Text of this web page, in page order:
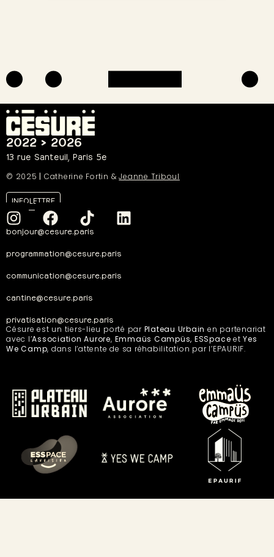
2022 > 2026
13 rue Santeuil, Paris 5e
© 2025 | Catherine Fortin &Jeanne Triboul
INFOLETTRE
bonjour@cesure.paris
programmation@cesure.paris
communication@cesure.paris
cantine@cesure.paris
privatisation@cesure.paris
Césure est un tiers-lieu porté par Plateau Urbain en partenariat
avec l’Association Aurore, Emmaüs Campüs, ESSpaceetYes
We Camp, dans l’attente de sa réhabilitation par l’EPAURIF.